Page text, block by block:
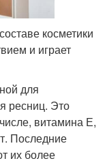
косметики
и играет
для
ресниц. Это
витамина Е,
Последние
их более